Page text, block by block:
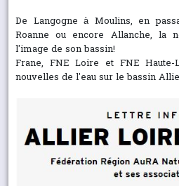
De Langogne à Moulins, en
Roanne ou encore Allanche, la
l'image de son bassin!
Frane, FNE Loire et FNE
nouvelles de l'eau sur le bassin